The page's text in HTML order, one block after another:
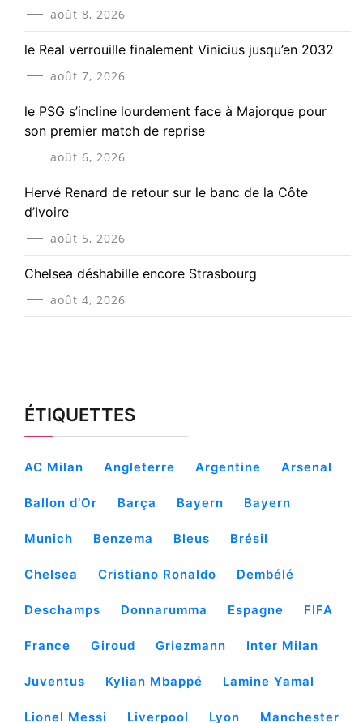
août 8, 2026
le Real verrouille finalement Vinicius jusqu’en 2032
août 7, 2026
le PSG s’incline lourdement face à Majorque pour
son premier match de reprise
août 6, 2026
Hervé Renard de retour sur le banc de la Côte
d’Ivoire
août 5, 2026
Chelsea déshabille encore Strasbourg
août 4, 2026
ÉTIQUETTES
AC Milan Angleterre Argentine Arsenal
Ballon d’Or Barça Bayern Bayern
Munich Benzema Bleus Brésil
Chelsea Cristiano Ronaldo Dembélé
Deschamps Donnarumma Espagne FIFA
France Giroud Griezmann Inter Milan
Juventus Kylian Mbappé Lamine Yamal
Lionel Messi Liverpool Lyon Manchester